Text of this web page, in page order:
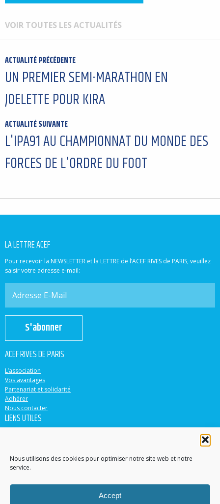
Nous utilisons des cookies pour optimiser notre site web et notre
service.
Accept
VOIR TOUTES LES ACTUALITÉS
ACTUALITÉ PRÉCÉDENTE
UN PREMIER SEMI-MARATHON EN
JOELETTE POUR KIRA
ACTUALITÉ SUIVANTE
L'IPA91 AU CHAMPIONNAT DU MONDE DES
FORCES DE L'ORDRE DU FOOT
LA LETTRE ACEF
Pour recevoir la NEWSLETTER et la LETTRE de l’ACEF RIVES de PARIS, veuillez
saisir votre adresse e-mail:
S'abonner
ACEF RIVES DE PARIS
L’association
Vos avantages
Partenariat et solidarité
Adhérer
Nous contacter
LIENS UTILES